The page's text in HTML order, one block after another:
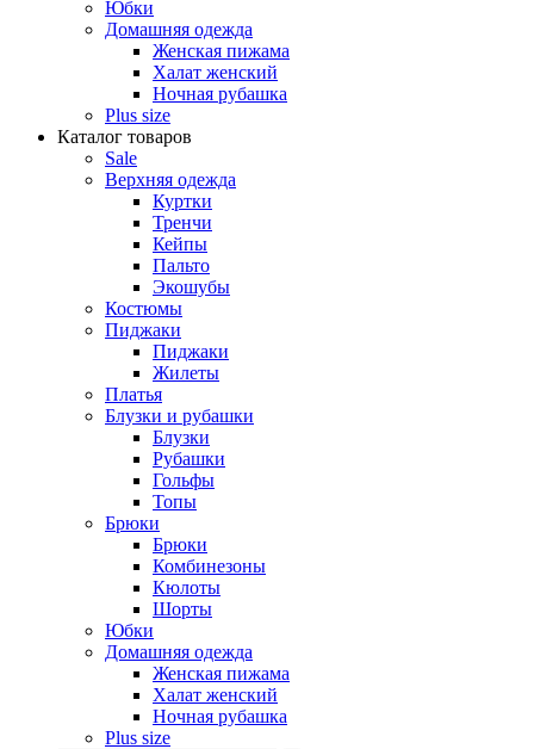
Юбки
Домашняя одежда
Женская пижама
Халат женский
Ночная рубашка
Plus size
Каталог товаров
Sale
Верхняя одежда
Куртки
Тренчи
Кейпы
Пальто
Экошубы
Костюмы
Пиджаки
Пиджаки
Жилеты
Платья
Блузки и рубашки
Блузки
Рубашки
Гольфы
Топы
Брюки
Брюки
Комбинезоны
Кюлоты
Шорты
Юбки
Домашняя одежда
Женская пижама
Халат женский
Ночная рубашка
Plus size